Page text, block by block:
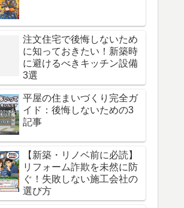
注文住宅で後悔しないため
に知っておきたい！新築時
に避けるべきキッチン設備
3選
平屋の住まいづくり完全ガ
イド：後悔しないための3
記事
【新築・リノベ前に必読】
リフォーム詐欺を未然に防
ぐ！失敗しない施工会社の
選び方